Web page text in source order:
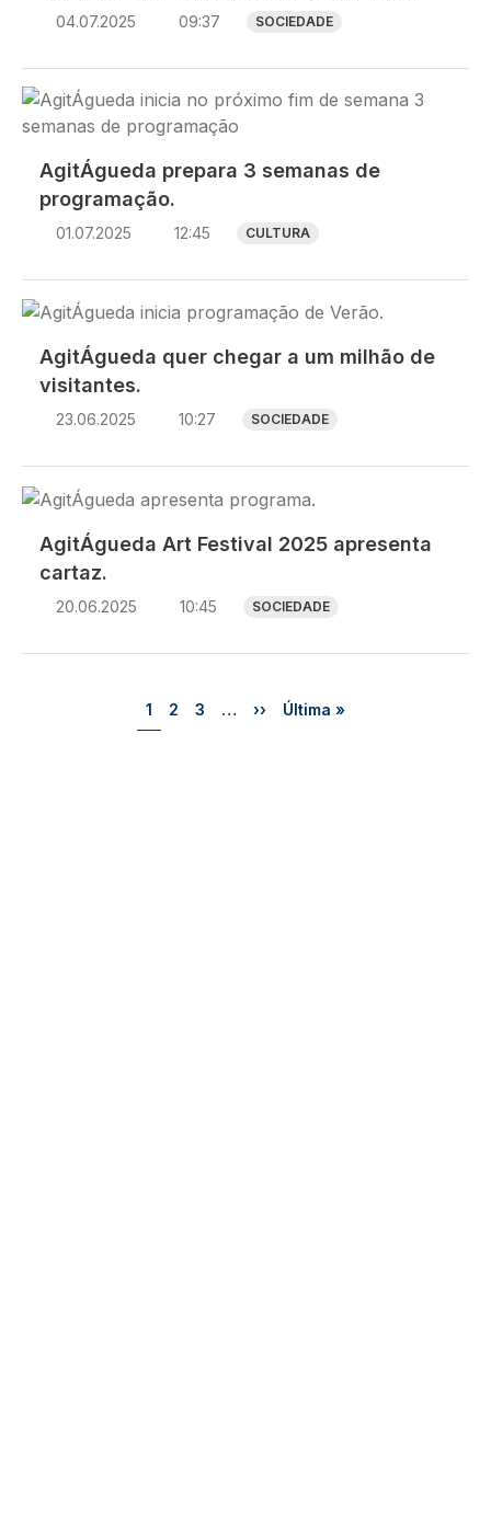
04.07.2025 09:37 SOCIEDADE
Imagem
AgitÁgueda prepara 3 semanas de
programação.
01.07.2025 12:45 CULTURA
Imagem
AgitÁgueda quer chegar a um milhão de
visitantes.
23.06.2025 10:27 SOCIEDADE
Imagem
AgitÁgueda Art Festival 2025 apresenta
cartaz.
20.06.2025 10:45 SOCIEDADE
Página
1 Página
2 Página
3 … Próxima página
›› Última página
Última »